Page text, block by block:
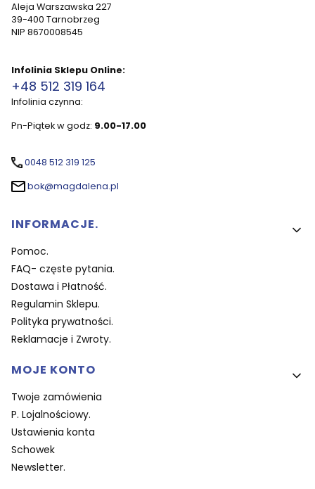
Aleja Warszawska 227
39-400 Tarnobrzeg
NIP 8670008545
Infolinia Sklepu Online:
+48 512 319 164
Infolinia czynna:
Pn-Piątek w godz: 9.00-17.00
0048 512 319 125
bok@magdalena.pl
Linki w stopce
INFORMACJE.
Pomoc.
FAQ- częste pytania.
Dostawa i Płatność.
Regulamin Sklepu.
Polityka prywatności.
Reklamacje i Zwroty.
MOJE KONTO
Twoje zamówienia
P. Lojalnościowy.
Ustawienia konta
Schowek
Newsletter.